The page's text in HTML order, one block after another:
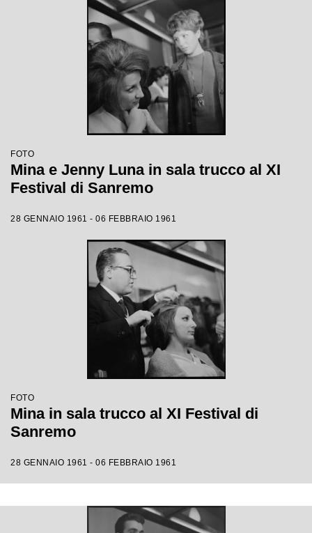
FOTO
Mina e Jenny Luna in sala trucco al XI
Festival di Sanremo
28 GENNAIO 1961 - 06 FEBBRAIO 1961
FOTO
Mina in sala trucco al XI Festival di
Sanremo
28 GENNAIO 1961 - 06 FEBBRAIO 1961